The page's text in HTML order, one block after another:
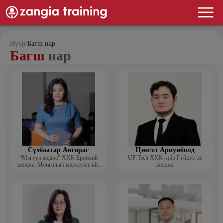
Нүүр/Багш нар
Багш нар
Сүхбаатар Ангараг
“Мэгүүн медиа” ХХК Ерөнхий
захирал Монголын маркетингийн
Цэнгэл Ариунболд
UP Tech ХХК -ийн Гүйцэтгэх
захирал